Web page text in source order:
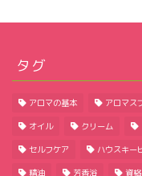
タグ
アロマの基本 アロマス
オイル クリーム
セルフケア ハウスキー
精油 芳香浴 資格